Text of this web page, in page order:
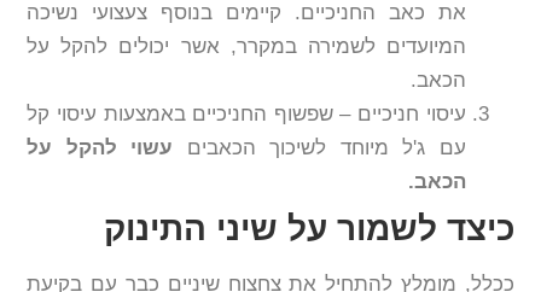
את כאב החניכיים. קיימים בנוסף צעצועי נשיכה
המיועדים לשמירה במקרר, אשר יכולים להקל על
הכאב.
עיסוי חניכיים – שפשוף החניכיים באמצעות עיסוי קל
עם ג'ל מיוחד לשיכוך הכאבים עשוי להקל על
הכאב.
כיצד לשמור על שיני התינוק
ככלל, מומלץ להתחיל את צחצוח שיניים כבר עם בקיעת